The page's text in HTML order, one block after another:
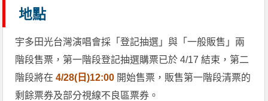
地點
宇多田光台灣演唱會採「登記抽選」與「一般販售」兩
階段售票，第一階段登記抽選購票已於 4/17 結束，第二
階段將在 4/28(日)12:00 開始售票，販售第一階段清票的
剩餘票券及部分視線不良區票券。